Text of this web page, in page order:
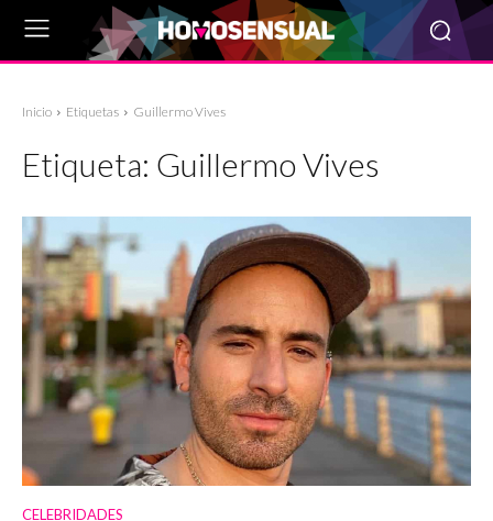
Inicio Etiquetas Guillermo Vives
Etiqueta: Guillermo Vives
CELEBRIDADES